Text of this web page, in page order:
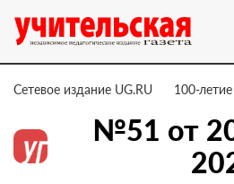
Сетевое издание UG.RU 100-
№51 от